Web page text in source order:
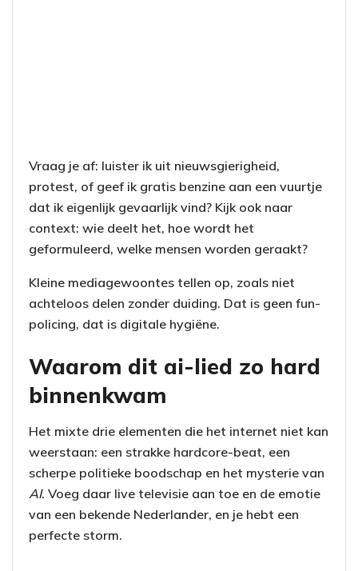
Vraag je af: luister ik uit nieuwsgierigheid,
protest, of geef ik gratis benzine aan een vuurtje
dat ik eigenlijk gevaarlijk vind? Kijk ook naar
context: wie deelt het, hoe wordt het
geformuleerd, welke mensen worden geraakt?
Kleine mediagewoontes tellen op, zoals niet
achteloos delen zonder duiding. Dat is geen fun-
policing, dat is digitale hygiëne.
Waarom dit ai-lied zo hard
binnenkwam
Het mixte drie elementen die het internet niet kan
weerstaan: een strakke hardcore-beat, een
scherpe politieke boodschap en het mysterie van
AI. Voeg daar live televisie aan toe en de emotie
van een bekende Nederlander, en je hebt een
perfecte storm.